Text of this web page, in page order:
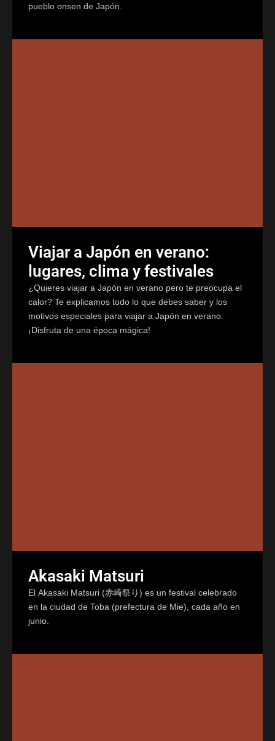
pueblo onsen de Japón.
Viajar a Japón en verano:
lugares, clima y festivales
¿Quieres viajar a Japón en verano pero te preocupa el
calor? Te explicamos todo lo que debes saber y los
motivos especiales para viajar a Japón en verano.
¡Disfruta de una época mágica!
Akasaki Matsuri
El Akasaki Matsuri (赤崎祭り) es un festival celebrado
en la ciudad de Toba (prefectura de Mie), cada año en
junio.